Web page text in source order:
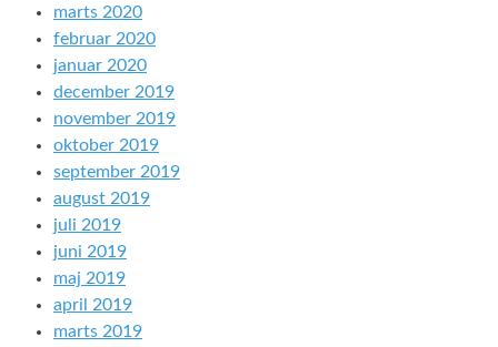
marts 2020
februar 2020
januar 2020
december 2019
november 2019
oktober 2019
september 2019
august 2019
juli 2019
juni 2019
maj 2019
april 2019
marts 2019